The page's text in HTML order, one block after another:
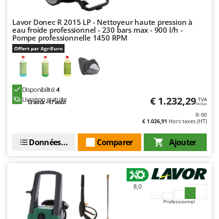
Master
Mastercook
Masterpro
McCulloch
MCH
Michelin
Mille
More than chef
Mowox
MTD
Lavor Donec R 2015 LP - Nettoyeur haute pression à
eau froide professionnel - 230 bars max - 900 l/h -
Pompe professionnelle 1450 RPM
Offert par AgriEuro
Disponibilité:4
Livraison gratuite
13 août - 17 août € 1.232,29 TVA
Inclus
R-90
€ 1.026,91 Hors taxes (HT)
Ajouter
Comparer
Données techniques
8,0
Professionnel